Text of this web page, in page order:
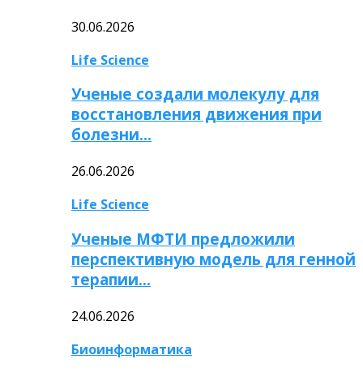
30.06.2026
Life Science
Ученые создали молекулу для
восстановления движения при
болезни…
26.06.2026
Life Science
Ученые МФТИ предложили
перспективную модель для генной
терапии…
24.06.2026
Биоинформатика